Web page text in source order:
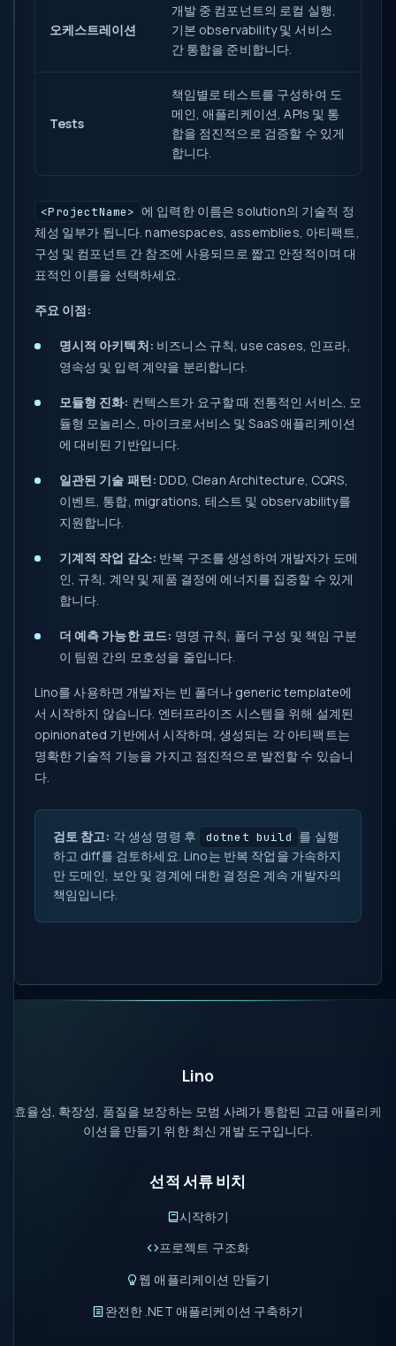
오케스트레이션
개발 중 컴포넌트의 로컬 실행,
기본 observability 및 서비스
간 통합을 준비합니다.
Tests
책임별로 테스트를 구성하여 도
메인, 애플리케이션, APIs 및 통
합을 점진적으로 검증할 수 있게
합니다.
<ProjectName> 에 입력한 이름은 solution의 기술적 정
체성 일부가 됩니다. namespaces, assemblies, 아티팩트,
구성 및 컴포넌트 간 참조에 사용되므로 짧고 안정적이며 대
표적인 이름을 선택하세요.
주요 이점:
명시적 아키텍처: 비즈니스 규칙, use cases, 인프라,
영속성 및 입력 계약을 분리합니다.
모듈형 진화: 컨텍스트가 요구할 때 전통적인 서비스, 모
듈형 모놀리스, 마이크로서비스 및 SaaS 애플리케이션
에 대비된 기반입니다.
일관된 기술 패턴: DDD, Clean Architecture, CQRS,
이벤트, 통합, migrations, 테스트 및 observability를
지원합니다.
기계적 작업 감소: 반복 구조를 생성하여 개발자가 도메
인, 규칙, 계약 및 제품 결정에 에너지를 집중할 수 있게
합니다.
더 예측 가능한 코드: 명명 규칙, 폴더 구성 및 책임 구분
이 팀원 간의 모호성을 줄입니다.
Lino를 사용하면 개발자는 빈 폴더나 generic template에
서 시작하지 않습니다. 엔터프라이즈 시스템을 위해 설계된
opinionated 기반에서 시작하며, 생성되는 각 아티팩트는
명확한 기술적 기능을 가지고 점진적으로 발전할 수 있습니
다.
검토 참고: 각 생성 명령 후 dotnet build 를 실행
하고 diff를 검토하세요. Lino는 반복 작업을 가속하지
만 도메인, 보안 및 경계에 대한 결정은 계속 개발자의
책임입니다.
Lino
효율성, 확장성, 품질을 보장하는 모범 사례가 통합된 고급 애플리케
이션을 만들기 위한 최신 개발 도구입니다.
선적 서류 비치
시작하기
프로젝트 구조화
웹 애플리케이션 만들기
완전한 .NET 애플리케이션 구축하기